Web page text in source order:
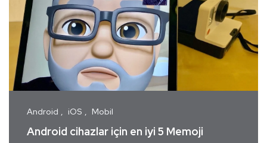
Android iOS Mobil
Android cihazlar için en iyi 5 Memoji